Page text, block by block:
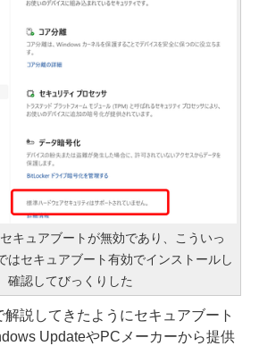
キュアブートが無効であり、こういっ
はセキュアブート有効でインストールし
確認してびっくりした
説してきたようにセキュアブート
UpdateやPCメーカーから提供